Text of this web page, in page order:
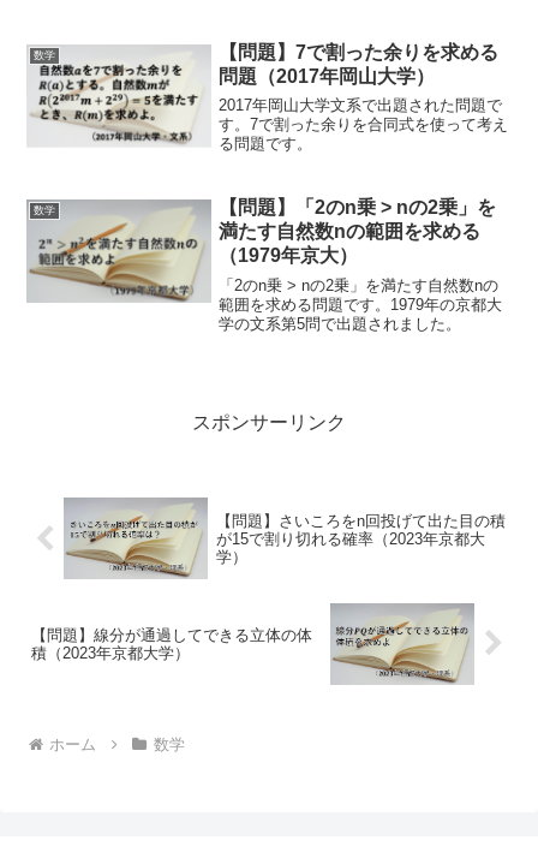
数学
【問題】7で割った余りを求める
問題（2017年岡山大学）
2017年岡山大学文系で出題された問題で
す。7で割った余りを合同式を使って考え
る問題です。
数学
【問題】「2のn乗 > nの2乗」を
満たす自然数nの範囲を求める
（1979年京大）
「2のn乗 > nの2乗」を満たす自然数nの
範囲を求める問題です。1979年の京都大
学の文系第5問で出題されました。
スポンサーリンク
【問題】さいころをn回投げて出た目の積
が15で割り切れる確率（2023年京都大
学）
【問題】線分が通過してできる立体の体
積（2023年京都大学）
ホーム 数学